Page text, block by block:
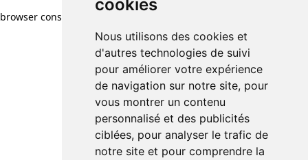
cookies
Nous utilisons des cookies et
d'autres technologies de suivi
pour améliorer votre expérience
de navigation sur notre site, pour
vous montrer un contenu
personnalisé et des publicités
ciblées, pour analyser le trafic de
notre site et pour comprendre la
browser console for more information)